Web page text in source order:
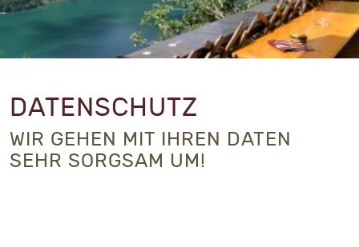
DATENSCHUTZ
WIR GEHEN MIT IHREN DATEN
SEHR SORGSAM UM!